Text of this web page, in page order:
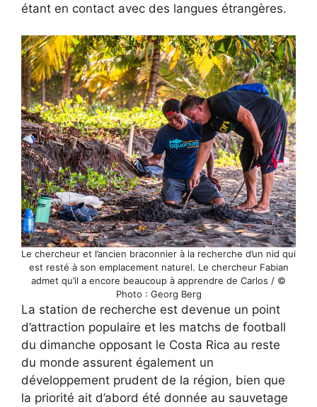
étant en contact avec des langues étrangères.
Le chercheur et l’ancien braconnier à la recherche d’un nid qui
est resté à son emplacement naturel. Le chercheur Fabian
admet qu’il a encore beaucoup à apprendre de Carlos / ©
Photo : Georg Berg
La station de recherche est devenue un point
d’attraction populaire et les matchs de football
du dimanche opposant le Costa Rica au reste
du monde assurent également un
développement prudent de la région, bien que
la priorité ait d’abord été donnée au sauvetage